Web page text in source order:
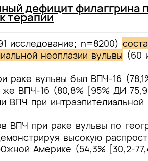
дефицит филаггрина
терапии
исследование; n=8200)
неоплазии вульвы (60
раке вульвы был ВПЧ-16
же ВПЧ-16 (80,8% [95% ДИ
при интраэпителиальной
ВПЧ при раке вульвы по
высокую
Америке (54,3% [30,2-